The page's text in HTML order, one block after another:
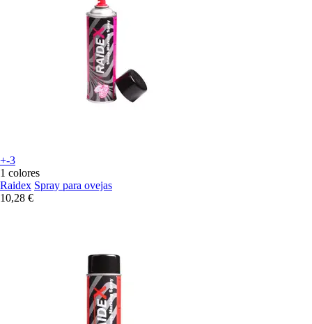
+-3
1 colores
Raidex Spray para ovejas
10,28 €